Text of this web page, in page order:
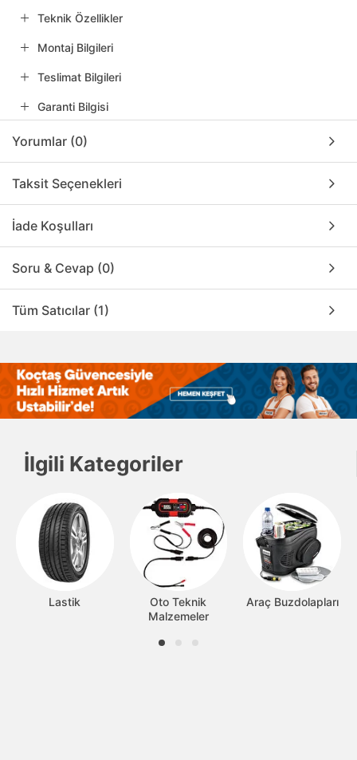
Teknik Özellikler
Montaj Bilgileri
Teslimat Bilgileri
Garanti Bilgisi
Yorumlar (0)
Taksit Seçenekleri
İade Koşulları
Soru & Cevap (0)
Tüm Satıcılar (1)
İlgili Kategoriler
Lastik
Oto Teknik
Malzemeler
Araç Buzdolapları